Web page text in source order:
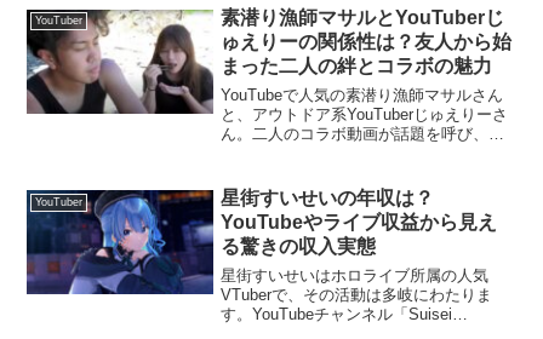
回は、声や趣味などの共通点からその真
相に迫り...
YouTuber
素潜り漁師マサルとYouTuberじ
ゅえりーの関係性は？友人から始
まった二人の絆とコラボの魅力
YouTubeで人気の素潜り漁師マサルさん
と、アウトドア系YouTuberじゅえりーさ
ん。二人のコラボ動画が話題を呼び、視
ンから寄せられる疑問について詳しく解
説します。...
YouTuber
星街すいせいの年収は？
YouTubeやライブ収益から見え
る驚きの収入実態
星街すいせいはホロライブ所属の人気
VTuberで、その活動は多岐にわたりま
す。YouTubeチャンネル「Suisei